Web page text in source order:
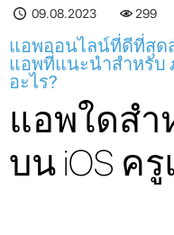
09.08.2023 299
แอพออนไลน์ที่ดีที่สุด
แอพที่แนะนำสำหรับ
อะไร?
แอพใดสำ
บน iOS ค